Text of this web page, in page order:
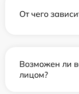
От чего
Возможен ли
лицом?